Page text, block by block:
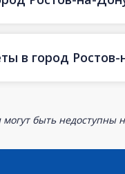
в город Ростов-
быть недоступны